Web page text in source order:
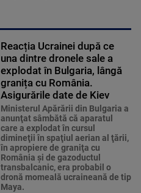
Reacția Ucrainei după ce
una dintre dronele sale a
explodat în Bulgaria, lângă
granița cu România.
Asigurările date de Kiev
Ministerul Apărării din Bulgaria a
anunţat sâmbătă că aparatul
care a explodat în cursul
dimineţii în spaţiul aerian al ţării,
în apropiere de graniţa cu
România şi de gazoductul
transbalcanic, era probabil o
dronă momeală ucraineană de tip
Maya.